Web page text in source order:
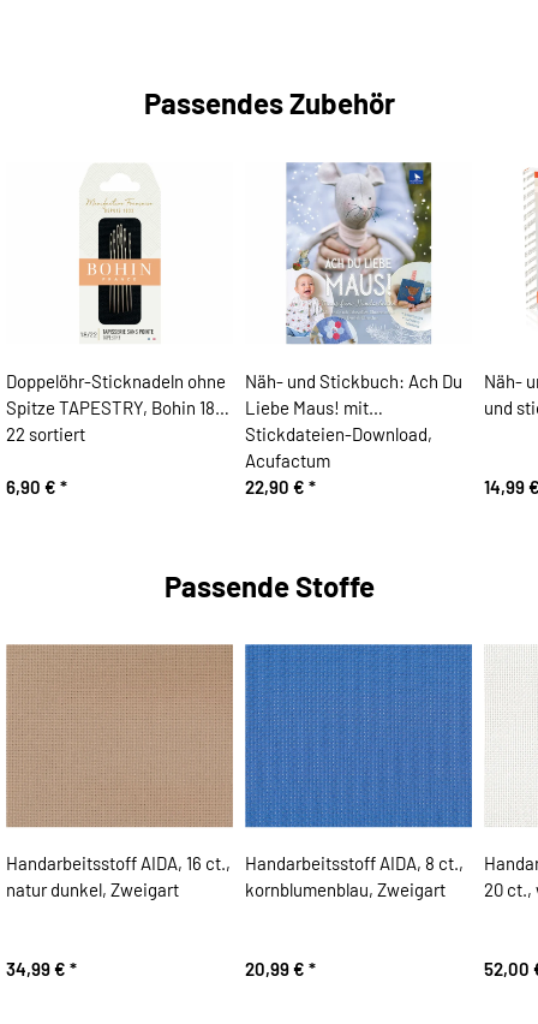
Passendes Zubehör
Doppelöhr-Sticknadeln ohne
Spitze TAPESTRY, Bohin 18-
22 sortiert
6,90 € *
Näh- und Stickbuch: Ach Du
Liebe Maus! mit
Stickdateien-Download,
Acufactum
22,90 € *
Näh-
und
14,99
Passende Stoffe
Handarbeitsstoff AIDA, 16 ct.,
natur dunkel, Zweigart
34,99 € *
Handarbeitsstoff AIDA, 8 ct.,
kornblumenblau, Zweigart
20,99 € *
20 ct.,
52,00